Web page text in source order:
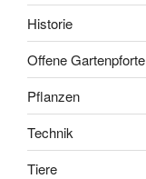
Historie
Offene Gartenpforte
Pflanzen
Technik
Tiere